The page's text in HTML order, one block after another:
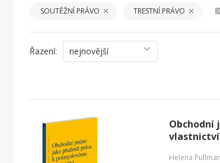
SOUTĚŽNÍ PRÁVO TRESTNÍ PRÁVO
Řazení: nejnovější
Obchodní
vlastnictví
Helena